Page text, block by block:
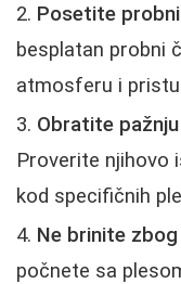
Posetite
besplatan probni
atmosferu i
Obratite
Proverite njihovo
kod specifičnih
Ne brinite
počnete sa